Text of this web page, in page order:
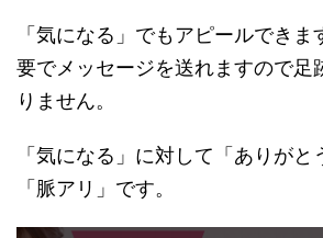
「気になる」でもアピールでき
要でメッセージを送れますので足
りません。
「気になる」に対して「ありがと
「脈アリ」です。